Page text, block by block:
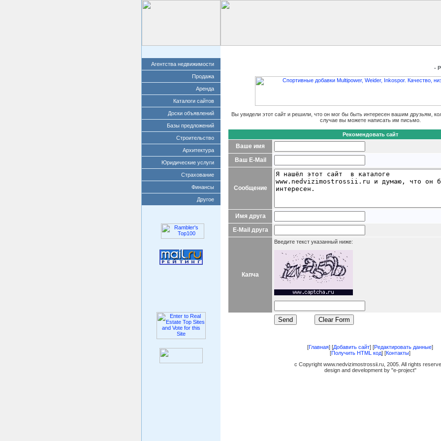
Агентства недвижимости
Продажа
Аренда
Каталоги сайтов
Доски объявлений
Базы предложений
Строительство
Архитектура
Юридические услуги
Страхование
Финансы
Другое
-
Вы увидели этот сайт и решили, что он мог бы быть интересен вашим друзьям,
случае вы можете написать им письмо.
Рекомендовать сайт
Ваше имя
Ваш E-Mail
Сообщение
Имя друга
E-Mail друга
Капча
Введите текст указанный ниже:
[Главная] [Добавить сайт] [Редактировать данные]
[Получить HTML код] [Контакты]
c Copyright www.nedvizimostrossii.ru, 2005. All rights
design and development by "e-project"